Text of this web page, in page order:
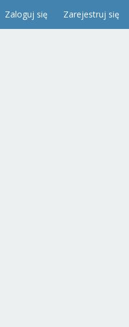
Zaloguj się Zarejestruj się